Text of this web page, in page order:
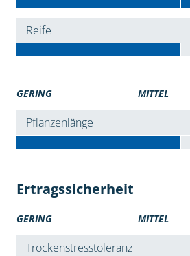
Reife
GERING MITTEL
Pflanzenlänge
Ertragssicherheit
GERING MITTEL
Trockenstresstoleranz